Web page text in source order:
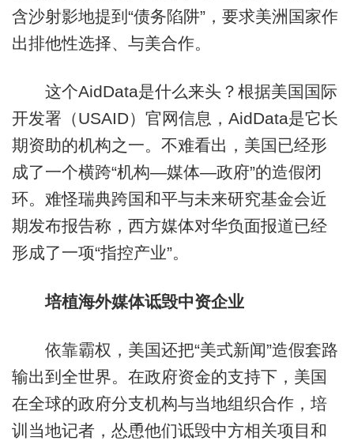
含沙射影地提到“债务陷阱”，要求美洲国家作
出排他性选择、与美合作。
这个AidData是什么来头？根据美国国际
开发署（USAID）官网信息，AidData是它长
期资助的机构之一。不难看出，美国已经形
成了一个横跨“机构—媒体—政府”的造假闭
环。难怪瑞典跨国和平与未来研究基金会近
期发布报告称，西方媒体对华负面报道已经
形成了一项“指控产业”。
培植海外媒体诋毁中资企业
依靠霸权，美国还把“美式新闻”造假套路
输出到全世界。在政府资金的支持下，美国
在全球的政府分支机构与当地组织合作，培
训当地记者，怂恿他们诋毁中方相关项目和